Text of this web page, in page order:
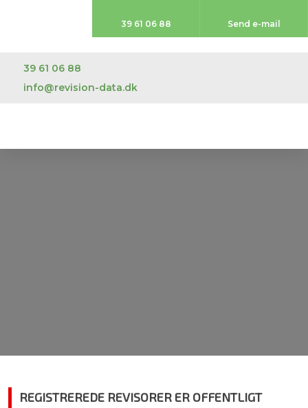
39 61 06 88
info@revision-data.dk
39 61 06 88​ Send e-mail
REGISTREREDE REVISORER ER OFFENTLIGT